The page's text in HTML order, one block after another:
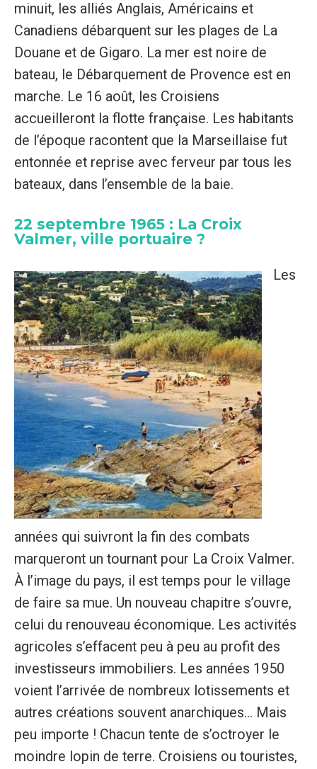
minuit, les alliés Anglais, Américains et
Canadiens débarquent sur les plages de La
Douane et de Gigaro. La mer est noire de
bateau, le Débarquement de Provence est en
marche. Le 16 août, les Croisiens
accueilleront la flotte française. Les habitants
de l’époque racontent que la Marseillaise fut
entonnée et reprise avec ferveur par tous les
bateaux, dans l’ensemble de la baie.
22 septembre 1965 : La Croix
Valmer, ville portuaire ?
Les
années qui suivront la fin des combats
marqueront un tournant pour La Croix Valmer.
À l’image du pays, il est temps pour le village
de faire sa mue. Un nouveau chapitre s’ouvre,
celui du renouveau économique. Les activités
agricoles s’effacent peu à peu au profit des
investisseurs immobiliers. Les années 1950
voient l’arrivée de nombreux lotissements et
autres créations souvent anarchiques... Mais
peu importe ! Chacun tente de s’octroyer le
moindre lopin de terre. Croisiens ou touristes,